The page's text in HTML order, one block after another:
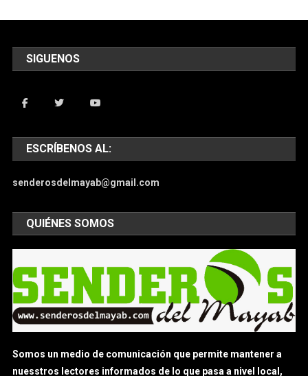
SIGUENOS
ESCRÍBENOS AL:
senderosdelmayab@gmail.com
QUIÉNES SOMOS
Somos un medio de comunicación que permite mantener a
nuesstros lectores informados de lo que pasa a nivel local,